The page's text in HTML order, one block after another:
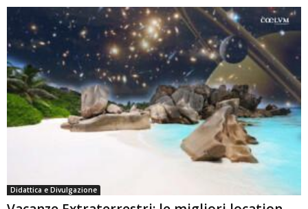
Didattica e Divulgazione